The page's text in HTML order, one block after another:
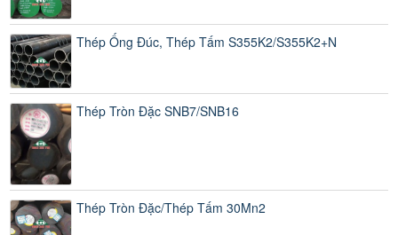
Thép Ống Đúc, Thép Tấm S355K2/S355K2+N
Thép Tròn Đặc SNB7/SNB16
Thép Tròn Đặc/Thép Tấm 30Mn2